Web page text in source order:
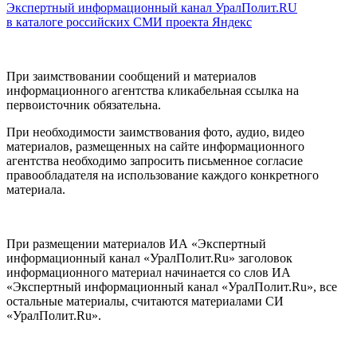
Экспертный информационный канал УралПолит.RU
в каталоге российских СМИ проекта Яндекс
При заимствовании сообщений и материалов
информационного агентства кликабельная ссылка на
первоисточник обязательна.
При необходимости заимствования фото, аудио, видео
материалов, размещенных на сайте информационного
агентства необходимо запросить письменное согласие
правообладателя на использование каждого конкретного
материала.
При размещении материалов ИА «Экспертный
информационный канал «УралПолит.Ru» заголовок
информационного материал начинается со слов ИА
«Экспертный информационный канал «УралПолит.Ru», все
остальные материалы, считаются материалами СИ
«УралПолит.Ru».